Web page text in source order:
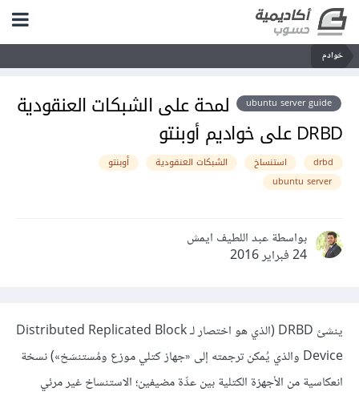
خوادم
ubuntu server guide
لمحة على الشبكات العنقودية
DRBD على خواديم أوبنتو
drbd استنساخ الشبكات العنقودية
أوبنتو
ubuntu server
بواسطة عبد اللطيف ايمش
24 فبراير 2016
ينشئ DRBD (الذي هو اختصار لـ Distributed Replicated Block
Device والذي يُمكن ترجمته إلى «جهاز كتلي موزع ومُستنسَخ») نسخة
انعكاسية من الأجهزة الكتلية بين عدِّة مضيفين؛ الاستنساخ غير مرئي